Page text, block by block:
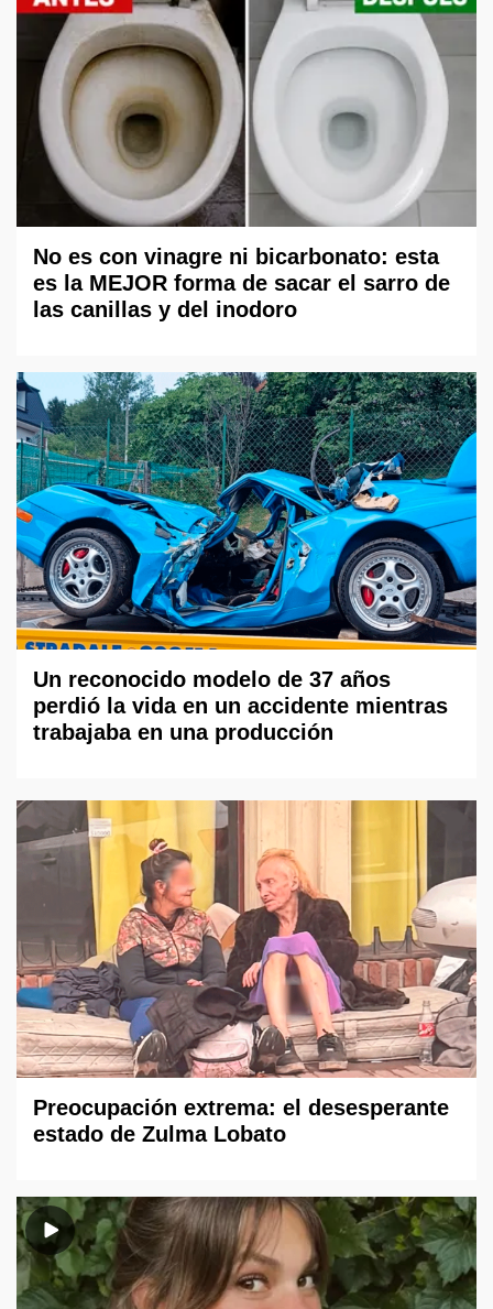
No es con vinagre ni bicarbonato: esta
es la MEJOR forma de sacar el sarro de
las canillas y del inodoro
Un reconocido modelo de 37 años
perdió la vida en un accidente mientras
trabajaba en una producción
Preocupación extrema: el desesperante
estado de Zulma Lobato